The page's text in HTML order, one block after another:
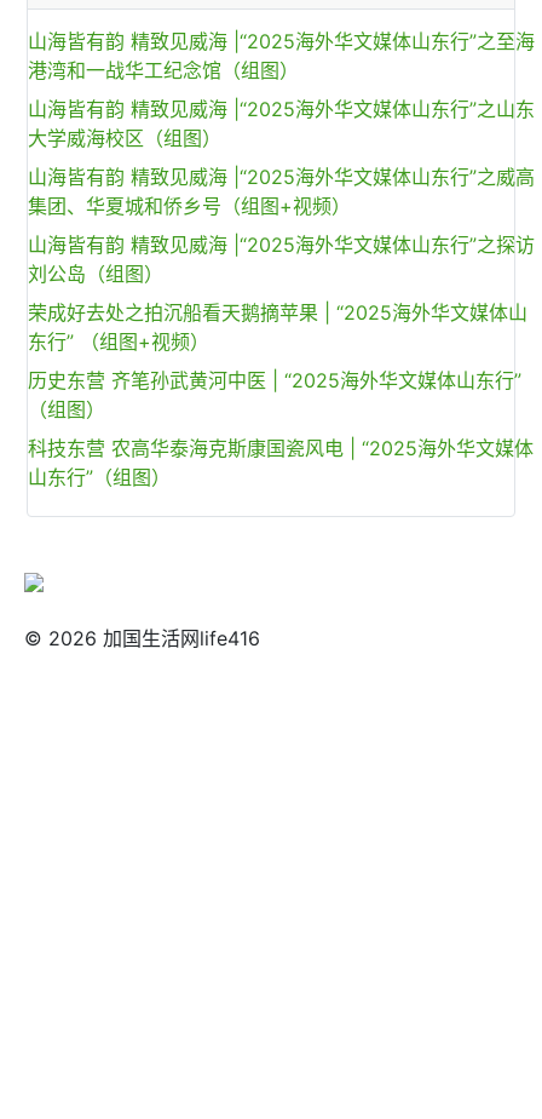
山海皆有韵 精致见威海 |“2025海外华文媒体山东行”之至海
港湾和一战华工纪念馆（组图）
山海皆有韵 精致见威海 |“2025海外华文媒体山东行”之山东
大学威海校区（组图）
山海皆有韵 精致见威海 |“2025海外华文媒体山东行”之威高
集团、华夏城和侨乡号（组图+视频）
山海皆有韵 精致见威海 |“2025海外华文媒体山东行”之探访
刘公岛（组图）
荣成好去处之拍沉船看天鹅摘苹果 | “2025海外华文媒体山
东行” （组图+视频）
历史东营 齐笔孙武黄河中医 | “2025海外华文媒体山东行”
（组图）
科技东营 农高华泰海克斯康国瓷风电 | “2025海外华文媒体
山东行”（组图）
© 2026 加国生活网life416